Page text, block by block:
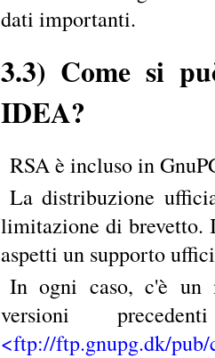
dati importanti.
3.3) Come si
IDEA?
RSA è incluso in
La distribuzione
limitazione di brevetto.
aspetti un supporto
In ogni caso, c'è un
versioni
<ftp://ftp.gnupg.dk/